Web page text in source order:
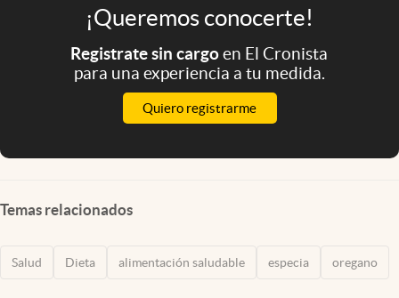
¡Queremos conocerte!
Registrate sin cargoen El Cronista
para una experiencia a tu medida.
Quiero registrarme
Temas relacionados
Salud Dieta alimentación saludable especia oregano